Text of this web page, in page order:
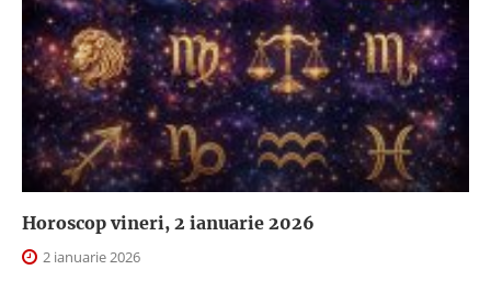
Horoscop vineri, 2 ianuarie 2026
2 ianuarie 2026